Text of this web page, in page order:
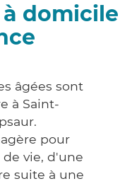
domicile
âgées sont
à Saint-
pour
vie, d'une
suite à une